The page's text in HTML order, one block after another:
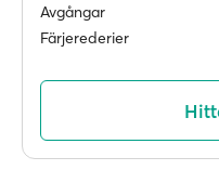
Avgångar
Färjerederier